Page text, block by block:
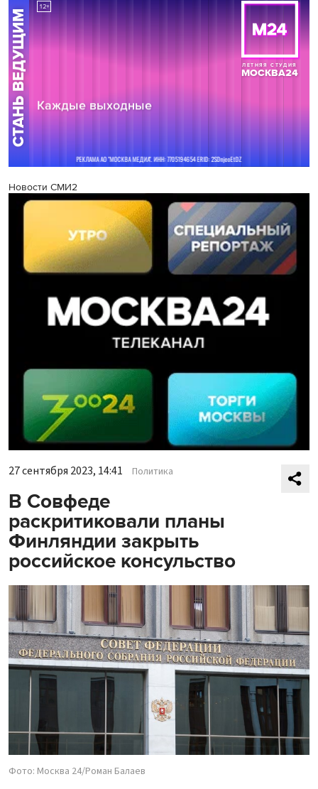
Новости СМИ2
27 сентября 2023, 14:41 Политика
В Совфеде
раскритиковали планы
Финляндии закрыть
российское консульство
Фото: Москва 24/Роман Балаев